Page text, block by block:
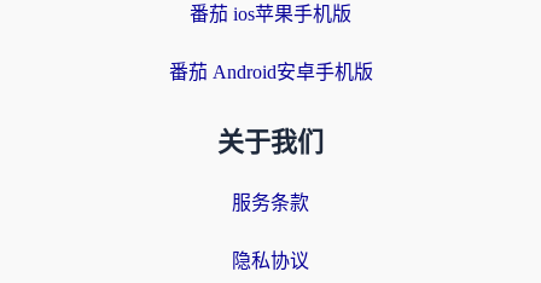
番茄 ios苹果手机版
番茄 Android安卓手机版
关于我们
服务条款
隐私协议